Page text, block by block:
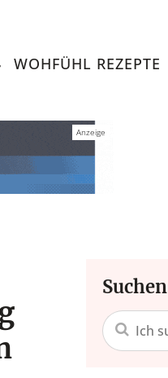
Lifestyle.
WOHFÜHL REZEPTE
Suchen